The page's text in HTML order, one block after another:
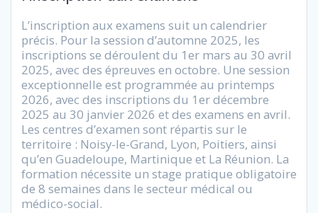
L’inscription aux examens suit un calendrier
précis. Pour la session d’automne 2025, les
inscriptions se déroulent du 1er mars au 30 avril
2025, avec des épreuves en octobre. Une session
exceptionnelle est programmée au printemps
2026, avec des inscriptions du 1er décembre
2025 au 30 janvier 2026 et des examens en avril.
Les centres d’examen sont répartis sur le
territoire : Noisy-le-Grand, Lyon, Poitiers, ainsi
qu’en Guadeloupe, Martinique et La Réunion. La
formation nécessite un stage pratique obligatoire
de 8 semaines dans le secteur médical ou
médico-social.